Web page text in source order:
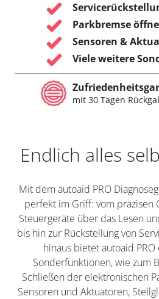
Parkbremse
Sensoren &
Viele weitere
mit 30 Tagen
Endlich alles
Mit dem autoaid PRO
perfekt im Griff: vom präzisen
Steuergeräte über das Lesen
bis hin zur Rückstellung von
hinaus bietet autoaid PRO
Sonderfunktionen, wie zum
Schließen der elektronischen
Sensoren und Aktuatoren,